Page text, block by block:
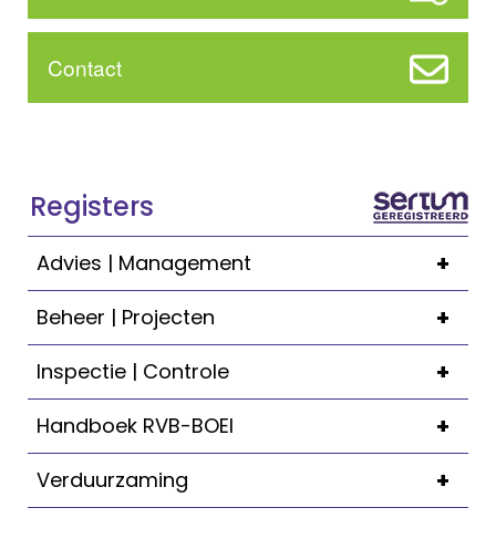
Contact
Registers
+
Advies | Management
+
Beheer | Projecten
+
Inspectie | Controle
+
Handboek RVB-BOEI
+
Verduurzaming